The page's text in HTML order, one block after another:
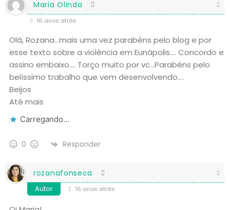
Maria Olinda
16 anos atrás
Olá, Rozana…mais uma vez parabéns pelo blog e por
esse texto sobre a violência em Eunápolis…. Concordo e
assino embaixo…. Torço muito por vc…Parabéns pelo
belíssimo trabalho que vem desenvolvendo….
Beijos
Até mais
Carregando...
0 Responder
rozanafonseca
Autor 16 anos atrás